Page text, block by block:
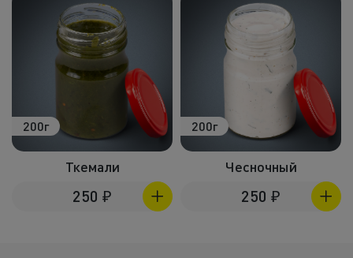
200г
Ткемали
250 ₽
200г
Чесночный
250 ₽